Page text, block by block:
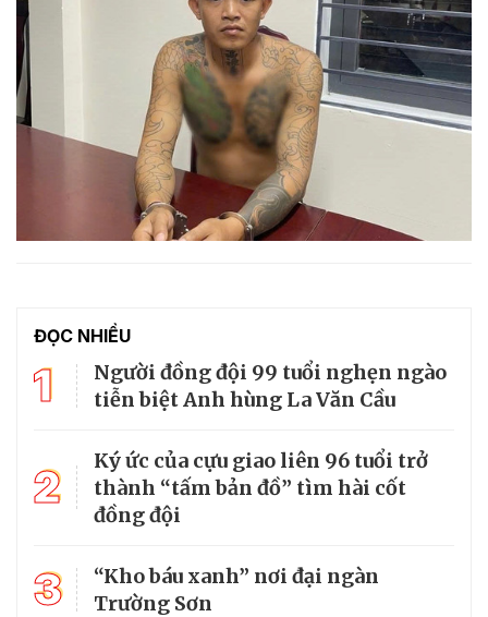
ĐỌC NHIỀU
1
Người đồng đội 99 tuổi nghẹn ngào
tiễn biệt Anh hùng La Văn Cầu
2
Ký ức của cựu giao liên 96 tuổi trở
thành “tấm bản đồ” tìm hài cốt
đồng đội
3
“Kho báu xanh” nơi đại ngàn
Trường Sơn